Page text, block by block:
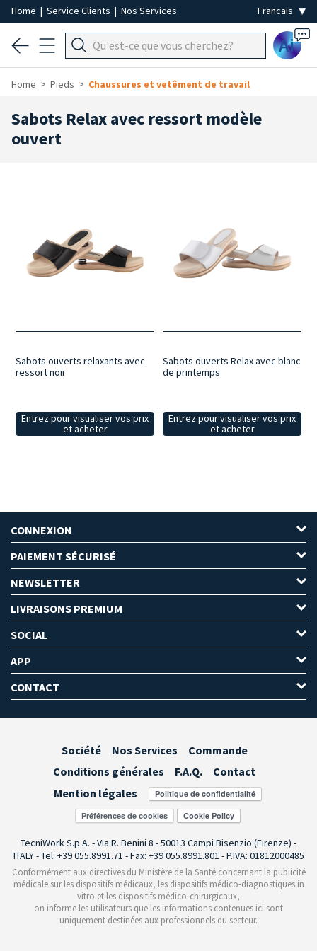
Home | Service Clients | Nos Services
Ai
Home Pieds Chaussures et vetêment de travail
Sabots Relax avec ressort modèle
ouvert
Sabots ouverts relaxants avec
ressort noir
Entrez pour visualiser vos prix
et acheter
Sabots ouverts Relax avec blanc
de printemps
Entrez pour visualiser vos prix
et acheter
CONNEXION
PAIEMENT SÉCURISÉ
NEWSLETTER
LIVRAISONS PREMIUM
SOCIAL
APP
CONTACT
Société Nos Services
Commande
Conditions générales
F.A.Q.
Contact
Mention légales
Préférences de cookies
TecniWork S.p.A. - Via R. Benini 8 - 50013 Campi Bisenzio (Firenze) -
ITALY - Tel: +39 055.8991.71 - Fax: +39 055.8991.801 - P.IVA: 01812000485
Conformément aux directives du Ministère de la Santé concernant la publicité
médicale sur les dispositifs médicaux, les dispositifs médico-diagnostiques in
vitro et les dispositifs médico-chirurgicaux,
on informe les utilisateurs que les informations contenues ici sont
uniquement destinées aux professionnels du secteur.